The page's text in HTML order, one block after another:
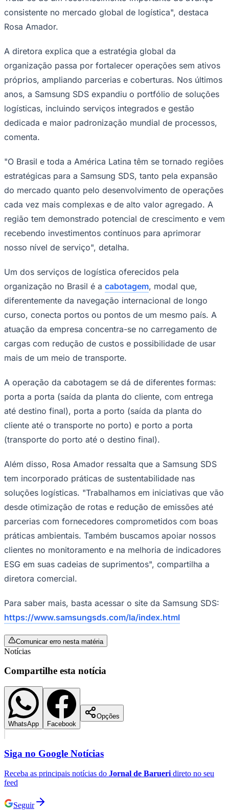
Corinthians
Palmeiras
São Paulo
consistente no mercado global de logística", destaca
Rosa Amador.
A diretora explica que a estratégia global da
organização passa por fortalecer operações sem ativos
próprios, ampliando parcerias e coberturas. Nos últimos
anos, a Samsung SDS expandiu o portfólio de soluções
logísticas, incluindo serviços integrados e gestão
dedicada e maior padronização mundial de processos,
comenta.
"O Brasil e toda a América Latina têm se tornado regiões
estratégicas para a Samsung SDS, tanto pela expansão
do mercado quanto pelo desenvolvimento de operações
cada vez mais complexas e de alto valor agregado. A
região tem demonstrado potencial de crescimento e vem
recebendo investimentos contínuos para aprimorar
nosso nível de serviço", detalha.
Um dos serviços de logística oferecidos pela
organização no Brasil é a cabotagem, modal que,
diferentemente da navegação internacional de longo
curso, conecta portos ou pontos de um mesmo país. A
atuação da empresa concentra-se no carregamento de
cargas com redução de custos e possibilidade de usar
mais de um meio de transporte.
A operação da cabotagem se dá de diferentes formas:
porta a porta (saída da planta do cliente, com entrega
até destino final), porta a porto (saída da planta do
cliente até o transporte no porto) e porto a porta
(transporte do porto até o destino final).
Além disso, Rosa Amador ressalta que a Samsung SDS
tem incorporado práticas de sustentabilidade nas
soluções logísticas. "Trabalhamos em iniciativas que vão
desde otimização de rotas e redução de emissões até
parcerias com fornecedores comprometidos com boas
práticas ambientais. Também buscamos apoiar nossos
clientes no monitoramento e na melhoria de indicadores
ESG em suas cadeias de suprimentos", compartilha a
diretora comercial.
Para saber mais, basta acessar o site da Samsung SDS:
https://www.samsungsds.com/la/index.html
Comunicar erro nesta matéria
Notícias
Compartilhe esta notícia
WhatsApp Facebook
Opções
Siga no Google Notícias
Receba as principais notícias do Jornal de Barueri direto no seu
feed
Seguir